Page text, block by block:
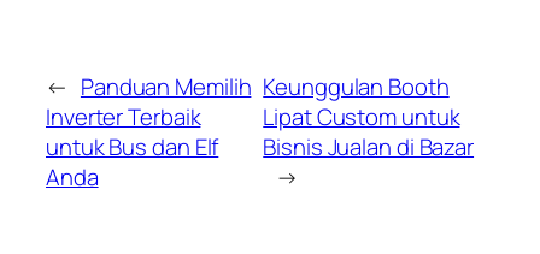
← Panduan Memilih
Inverter Terbaik
untuk Bus dan Elf
Anda
Keunggulan Booth
Lipat Custom untuk
Bisnis Jualan di Bazar
→